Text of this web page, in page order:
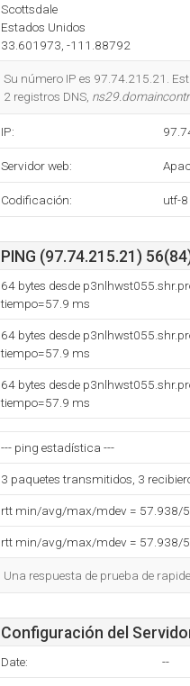
Scottsdale
Estados Unidos
33.601973, -111.88792
Su número IP es 97.74.215.21.
2 registros DNS,
IP:
Servidor web:
Codificación: utf-8
PING (97.74.215.21)
64 bytes desde
tiempo=57.9 ms
64 bytes desde
tiempo=57.9 ms
64 bytes desde
tiempo=57.9 ms
--- ping estadística ---
3 paquetes transmitidos, 3
rtt min/avg/max/mdev = 57.938/
rtt min/avg/max/mdev = 57.938/
Una respuesta de prueba de
Configuración del
Date: --